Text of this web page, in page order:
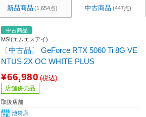
新品商品 (1,654点) 中古商品 (447点)
中古商品
MSI(エムエスアイ)
〔中古品〕 GeForce RTX 5060 Ti 8G VE
NTUS 2X OC WHITE PLUS
¥66,980 (税込)
店舗併売品
取扱店舗
池袋店